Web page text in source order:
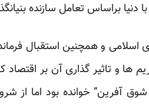
دنیا براساس تعامل سازنده
و همچنین استقبال
و تاثیر گذاری آن بر
شوق آفرین” خوانده بود اما از